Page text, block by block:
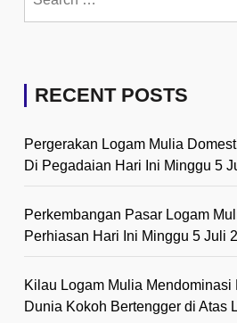
for:
RECENT POSTS
Pergerakan Logam Mulia
Di Pegadaian Hari Ini Minggu 5
Perkembangan Pasar Logam
Perhiasan Hari Ini Minggu 5 Juli
Kilau Logam Mulia Mendominasi
Dunia Kokoh Bertengger di Atas